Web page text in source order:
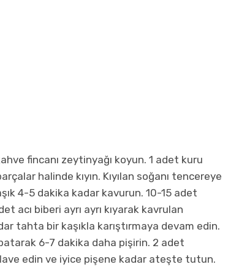
fincanı zeytinyağı koyun. 1 adet kuru
halinde kıyın. Kıyılan soğanı tencereye
4-5 dakika kadar kavurun. 10-15 adet
acı biberi ayrı ayrı kıyarak kavrulan
tahta bir kaşıkla karıştırmaya devam edin.
6-7 dakika daha pişirin. 2 adet
edin ve iyice pişene kadar ateşte tutun.